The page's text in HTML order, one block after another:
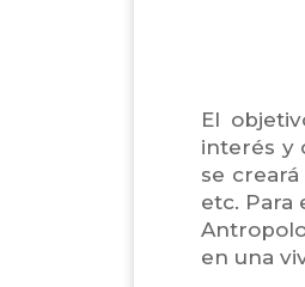
El
interés y
se
etc. Para
en una